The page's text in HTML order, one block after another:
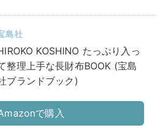
島社
KOSHINO たっぷり入っ
整理上手な長財布BOOK (宝島
ブランドブック)
で購入